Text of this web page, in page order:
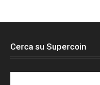
Cerca su Supercoin